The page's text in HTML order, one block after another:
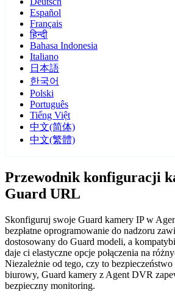
Español
Français
हिन्दी
Bahasa Indonesia
Italiano
日本語
한국어
Polski
Português
Tiếng Việt
中文(简体)
中文(繁體)
Przewodnik konfiguracji
Guard URL
Skonfiguruj swoje Guard kamery IP w
bezpłatne oprogramowanie do nadzoru
dostosowany do Guard modeli, a
daje ci elastyczne opcje połączenia na
Niezależnie od tego, czy to
biurowy, Guard kamery z Agent DVR
bezpieczny monitoring.